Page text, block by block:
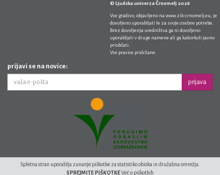
© Ljudska univerza Črnomelj 2026
Vse gradivo, objavljeno na www.zik-crnomelj.eu , je
dovoljeno uporabljati le za svoje osebne potrebe.
Brez dovoljenja uredništva ga ni dovoljeno
uporabljati v druge namene ali ga kakorkoli javno
priobčati.
Vse pravice pridržane.
prijavi se na novice:
prijava
Spletna stran uporablja zunanje piškotke za statistiko obiska in družabna omrežja.
SPREJMITE PIŠKOTKEVeč o piškotkih